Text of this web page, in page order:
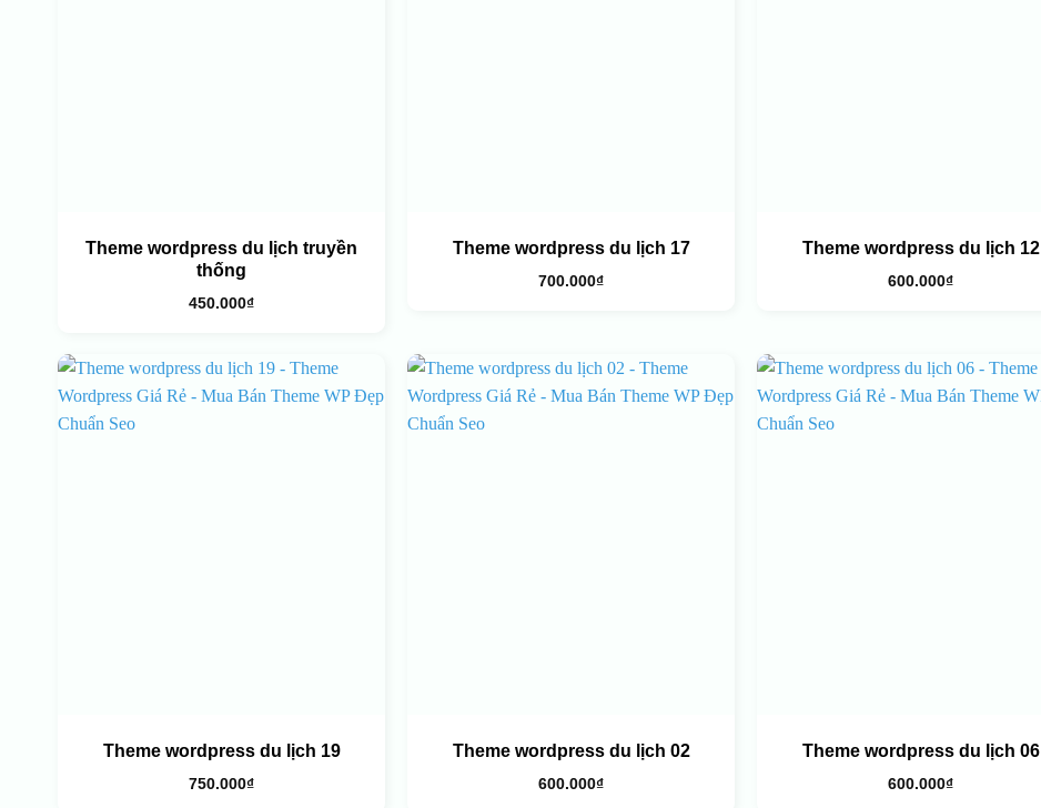
Theme wordpress du lịch truyền
thống
450.000₫
Theme wordpress du lịch 17
700.000₫
Theme wordpress du lịch 12
600.000₫
Theme wordpress du lịch 19
750.000₫
Theme wordpress du lịch 02
600.000₫
Theme wordpress du lịch 06
600.000₫